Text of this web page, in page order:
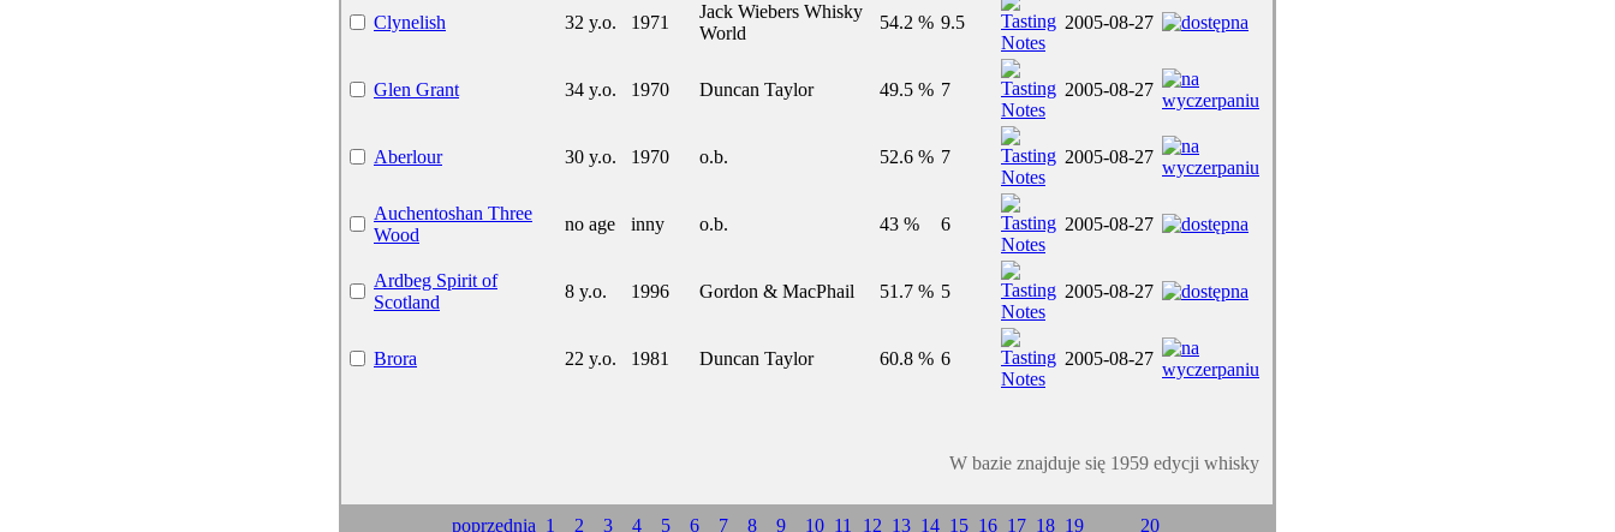
Clynelish 32 y.o. 1971
Jack Wiebers Whisky
World
54.2 % 9.5 2005-08-27
Glen Grant 34 y.o. 1970 Duncan Taylor 49.5 % 7 2005-08-27
Aberlour 30 y.o. 1970 o.b. 52.6 % 7 2005-08-27
Auchentoshan Three
Wood
no age inny o.b. 43 % 6 2005-08-27
Ardbeg Spirit of
Scotland
8 y.o. 1996 Gordon & MacPhail 51.7 % 5 2005-08-27
Brora 22 y.o. 1981 Duncan Taylor 60.8 % 6 2005-08-27
W bazie znajduje się 1959 edycji whisky
poprzednia 1 2 3 4 5 6 7 8 9 10 11 12 13 14 15 16 17 18 19 20